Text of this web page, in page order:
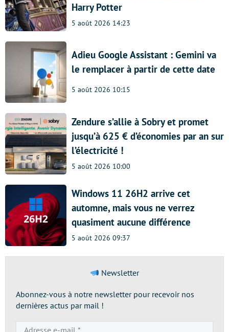
Harry Potter
5 août 2026 14:23
Adieu Google Assistant : Gemini va
le remplacer à partir de cette date
5 août 2026 10:15
Zendure s’allie à Sobry et promet
jusqu’à 625 € d’économies par an sur
l’électricité !
5 août 2026 10:00
Windows 11 26H2 arrive cet
automne, mais vous ne verrez
quasiment aucune différence
5 août 2026 09:37
Newsletter
Abonnez-vous à notre newsletter pour recevoir nos
dernières actus par mail !